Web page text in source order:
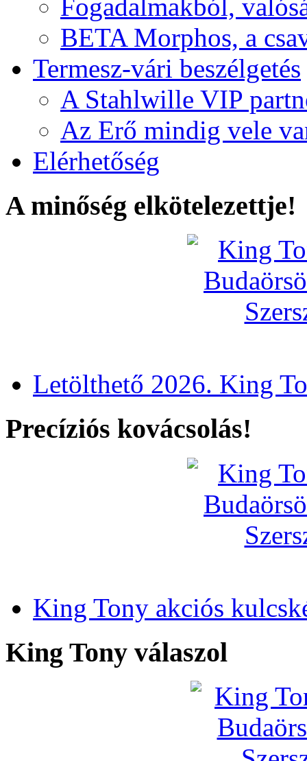
Fogadalmakból,
BETA Morphos, a
Termesz-vári beszélgetés
A Stahlwille VIP
Az Erő mindig vele
Elérhetőség
A minőség elkötelezettje!
Letölthető 2026. King
Precíziós kovácsolás!
King Tony akciós
King Tony válaszol